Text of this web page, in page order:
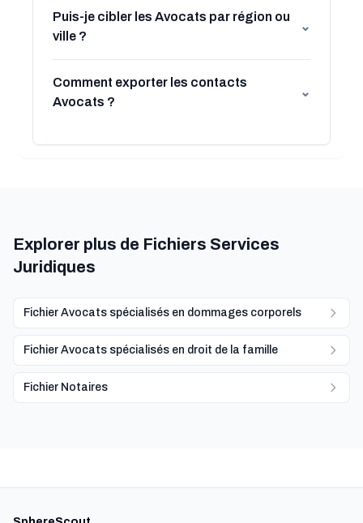
Puis-je cibler les Avocats par région ou
ville ?
⌄
Comment exporter les contacts
Avocats ?
⌄
Explorer plus de Fichiers Services
Juridiques
Fichier Avocats spécialisés en dommages corporels
Fichier Avocats spécialisés en droit de la famille
Fichier Notaires